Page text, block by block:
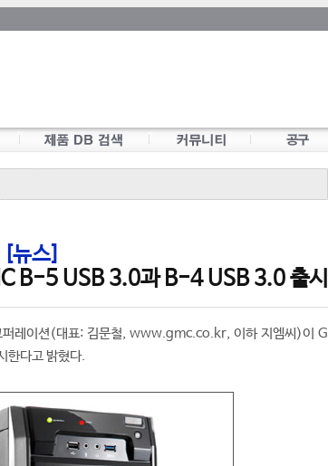
[뉴스]
B-5 USB 3.0과 B-4 USB 3.0 출시
퍼레이션(대표: 김문철, www.gmc.co.kr, 이하 지엠씨)이 G
다고 밝혔다.